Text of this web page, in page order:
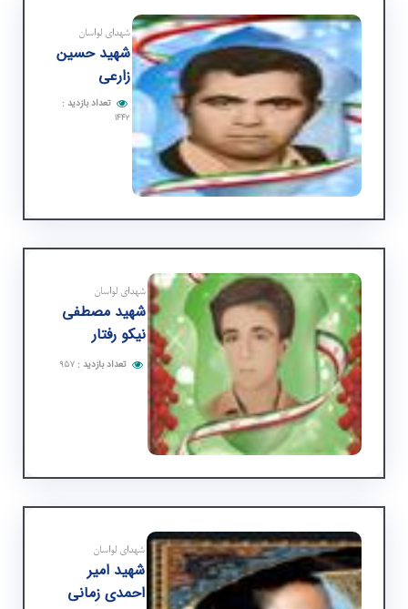
شهدای لواسان
شهید حسین
زارعی
تعداد بازدید :
۱۴۴۲
شهدای لواسان
شهید مصطفی
نیكو رفتار
تعداد بازدید : ۹۵۷
شهدای لواسان
شهید امیر
احمدی زمانی